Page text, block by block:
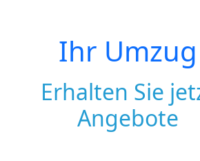
Ihr Umzug
Erhalten Sie
Angebote